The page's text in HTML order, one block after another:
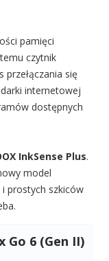
pamięci
czytnik
przełączania się
internetowej
dostępnych
InkSense Plus.
model
prostych szkiców
Go 6 (Gen II)